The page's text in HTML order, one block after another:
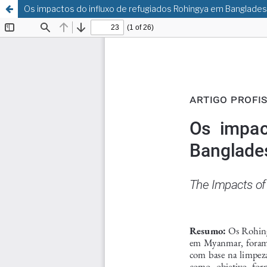
Os impactos do influxo de refugiados Rohingya em